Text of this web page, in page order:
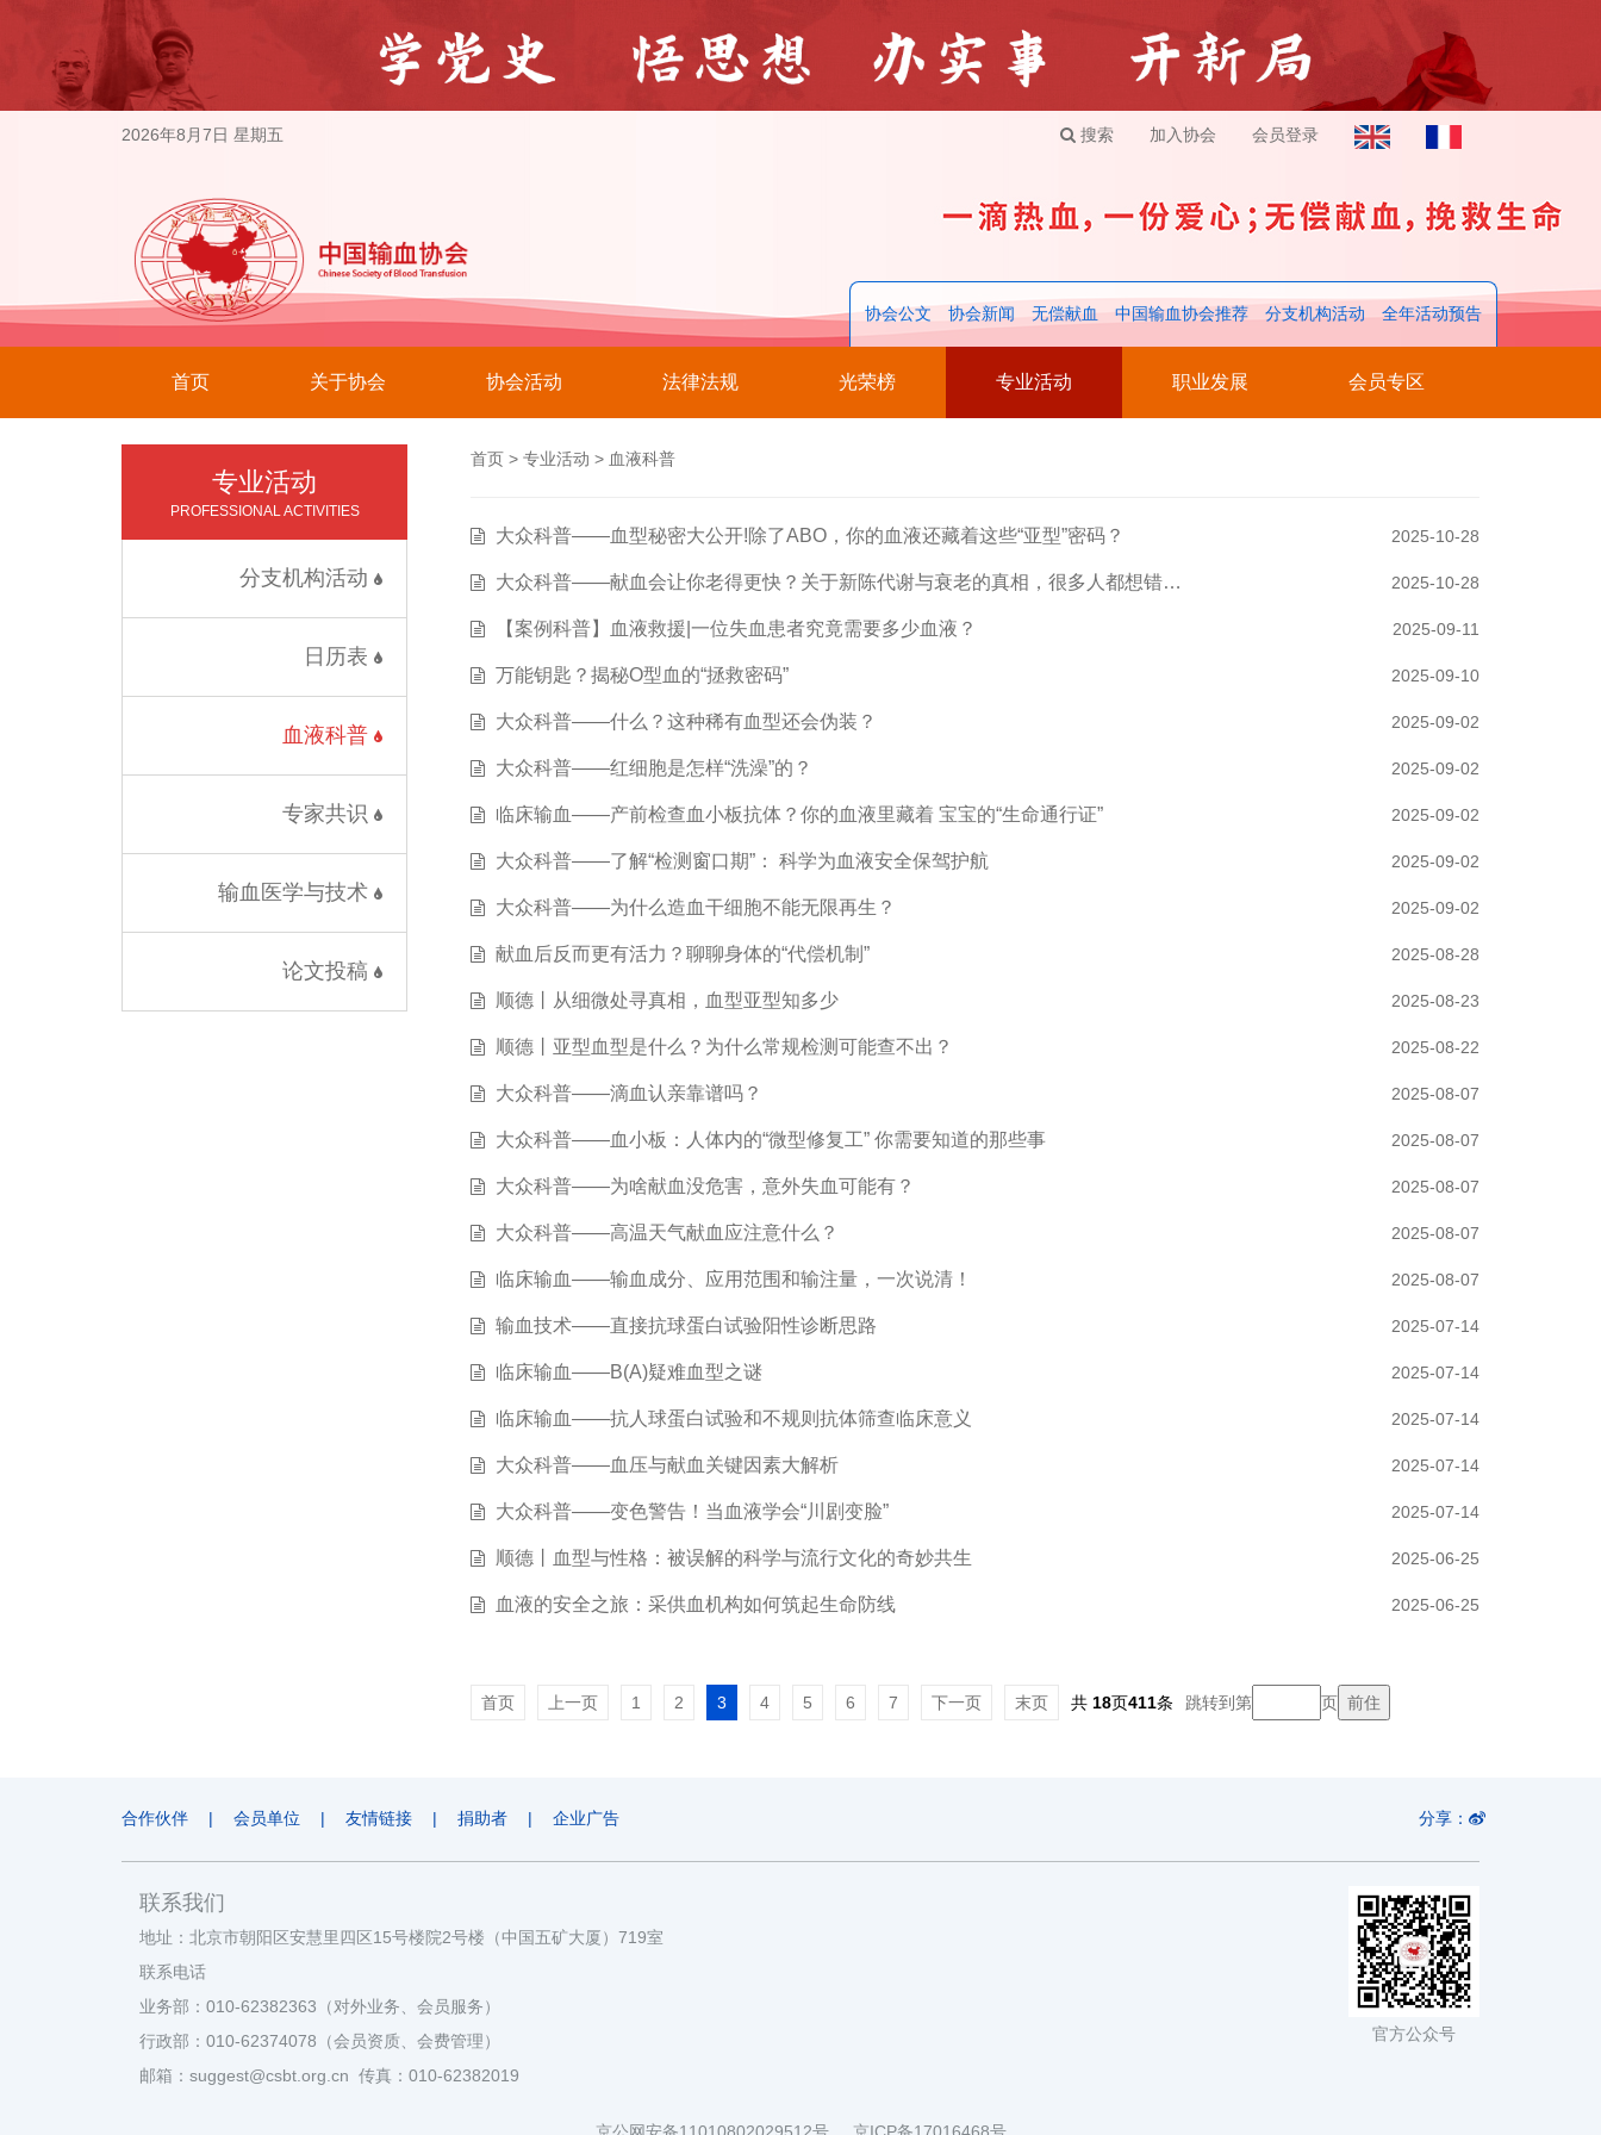
2026年8月7日 星期五 搜索 加入协会 会员登录
协会公文 协会新闻 无偿献血 中国输血协会推荐 分支机构活动 全年活动预告
首页 关于协会 协会活动 法律法规 光荣榜 专业活动 职业发展 会员专区
专业活动
PROFESSIONAL ACTIVITIES
分支机构活动
日历表
血液科普
专家共识
输血医学与技术
论文投稿
首页> 专业活动 > 血液科普
大众科普——血型秘密大公开!除了ABO，你的血液还藏着这些“亚型”密码？ 2025-10-28
大众科普——献血会让你老得更快？关于新陈代谢与衰老的真相，很多人都想错… 2025-10-28
【案例科普】血液救援|一位失血患者究竟需要多少血液？ 2025-09-11
万能钥匙？揭秘O型血的“拯救密码” 2025-09-10
大众科普——什么？这种稀有血型还会伪装？ 2025-09-02
大众科普——红细胞是怎样“洗澡”的？ 2025-09-02
临床输血——产前检查血小板抗体？你的血液里藏着 宝宝的“生命通行证” 2025-09-02
大众科普——了解“检测窗口期”： 科学为血液安全保驾护航 2025-09-02
大众科普——为什么造血干细胞不能无限再生？ 2025-09-02
献血后反而更有活力？聊聊身体的“代偿机制” 2025-08-28
顺德丨从细微处寻真相，血型亚型知多少 2025-08-23
顺德丨亚型血型是什么？为什么常规检测可能查不出？ 2025-08-22
大众科普——滴血认亲靠谱吗？ 2025-08-07
大众科普——血小板：人体内的“微型修复工” 你需要知道的那些事 2025-08-07
大众科普——为啥献血没危害，意外失血可能有？ 2025-08-07
大众科普——高温天气献血应注意什么？ 2025-08-07
临床输血——输血成分、应用范围和输注量，一次说清！ 2025-08-07
输血技术——直接抗球蛋白试验阳性诊断思路 2025-07-14
临床输血——B(A)疑难血型之谜 2025-07-14
临床输血——抗人球蛋白试验和不规则抗体筛查临床意义 2025-07-14
大众科普——血压与献血关键因素大解析 2025-07-14
大众科普——变色警告！当血液学会“川剧变脸” 2025-07-14
顺德丨血型与性格：被误解的科学与流行文化的奇妙共生 2025-06-25
血液的安全之旅：采供血机构如何筑起生命防线 2025-06-25
首页 上一页 1 2 3 4 5 6 7 下一页 末页 共 18页411条 跳转到第 页
合作伙伴 | 会员单位 | 友情链接 | 捐助者 | 企业广告 分享：
联系我们
地址：北京市朝阳区安慧里四区15号楼院2号楼（中国五矿大厦）719室
联系电话
业务部：010-62382363（对外业务、会员服务）
行政部：010-62374078（会员资质、会费管理）
邮箱：suggest@csbt.org.cn 传真：010-62382019
官方公众号